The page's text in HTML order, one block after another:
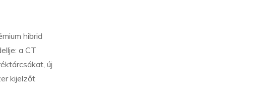
hibrid
a CT
új
kijelzőt